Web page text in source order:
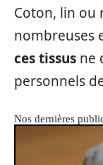
Coton, lin ou
nombreuses
ces tissus ne
personnels
Nos dernières